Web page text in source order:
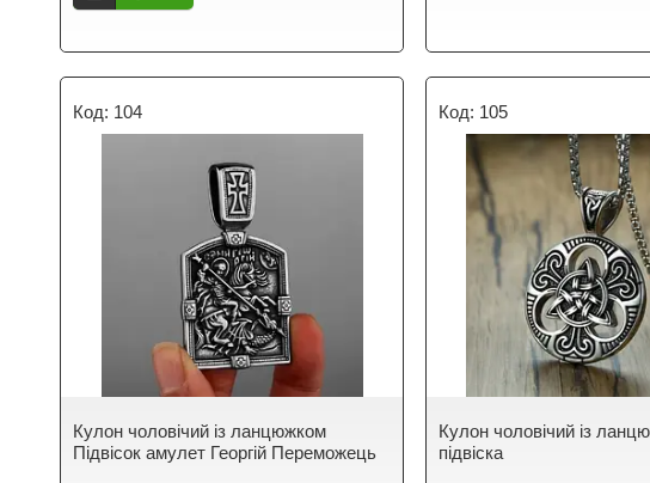
104
Кулон чоловічий із ланцюжком
Підвісок амулет Георгій Переможець
105
Кулон чоловічий із
підвіска